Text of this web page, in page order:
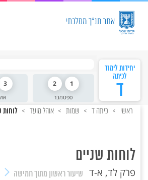
יחידות לימוד
לכיתה
ד ספטמבר
1
2
3
ראשי כיתה ד שמות אוהל מועד לוחות
לוחות שניים
פרק לד, א-ד שיעור ראשון מתוך חמישה